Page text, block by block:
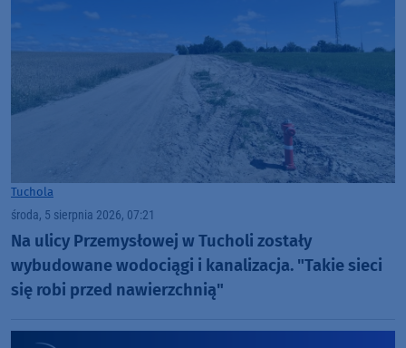
Tuchola
środa, 5 sierpnia 2026, 07:21
Na ulicy Przemysłowej w Tucholi zostały
wybudowane wodociągi i kanalizacja. "Takie sieci
się robi przed nawierzchnią"